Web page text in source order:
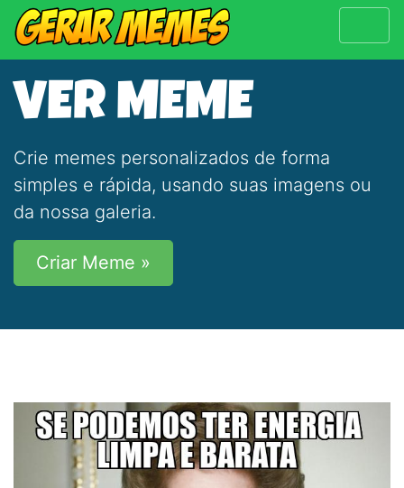
VER MEME
Crie memes personalizados de forma
simples e rápida, usando suas imagens ou
da nossa galeria.
Criar Meme »